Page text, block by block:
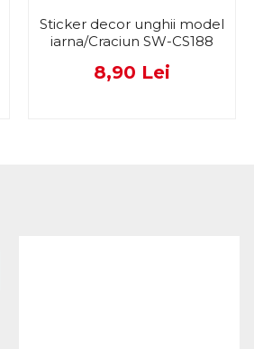
Sticker decor unghii model
iarna/Craciun SW-CS188
8,90 Lei